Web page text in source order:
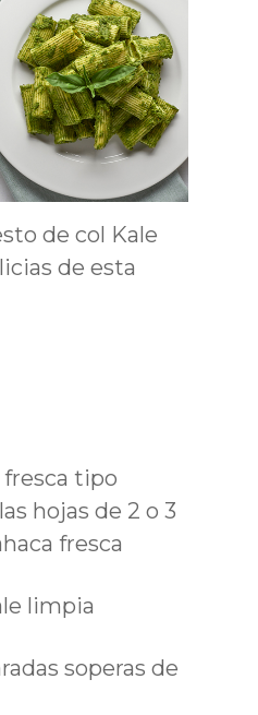
de col Kale
de esta
fresca tipo
hojas de 2 o 3
fresca
limpia
soperas de